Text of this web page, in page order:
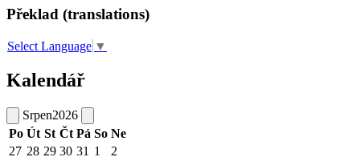
Překlad (translations)
Select Language ▼
Kalendář
Srpen2026
Po Út St Čt Pá So Ne
27 28 29 30 31 1
2